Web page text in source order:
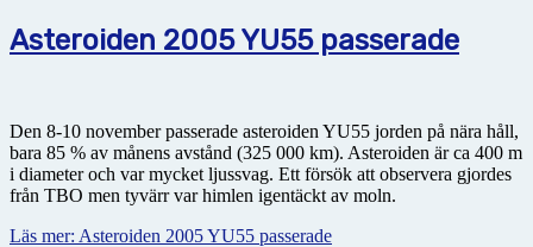
Asteroiden 2005 YU55 passerade
Den 8-10 november passerade asteroiden YU55 jorden på nära håll,
bara 85 % av månens avstånd (325 000 km). Asteroiden är ca 400 m
i diameter och var mycket ljussvag. Ett försök att observera gjordes
från TBO men tyvärr var himlen igentäckt av moln.
Läs mer: Asteroiden 2005 YU55 passerade